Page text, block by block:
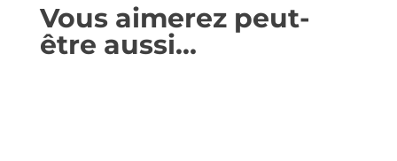
Vous aimerez peut-
être aussi…